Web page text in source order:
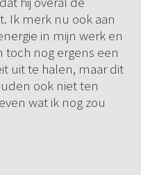
Ik merk nu ook aan
in mijn werk en
nog ergens een
uit te halen, maar dit
ook niet ten
wat ik nog zou